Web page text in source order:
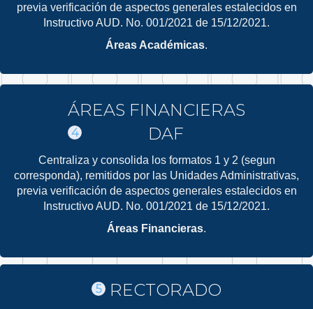
previa verificación de aspectos generales estalecidos en
Instructivo AUD. No. 001/2021 de 15/12/2021.
Áreas Académicas.
ÁREAS FINANCIERAS
4 DAF
Centraliza y consolida los formatos 1 y 2 (segun
corresponda), remitidos por las Unidades Administrativas,
previa verificación de aspectos generales estalecidos en
Instructivo AUD. No. 001/2021 de 15/12/2021.
Áreas Financieras.
5 RECTORADO